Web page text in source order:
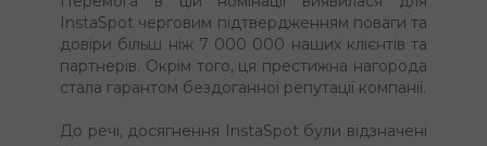
InstaSpot черговим підтвердженням поваги та
довіри більш ніж 7 000 000 наших клієнтів та
партнерів. Окрім того, ця престижна нагорода
стала гарантом бездоганної репутації компанії.
До речі, досягнення InstaSpot були відзначені